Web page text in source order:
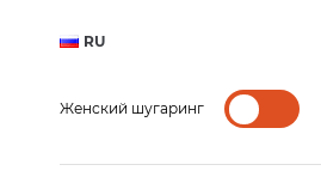
RU
Женский шугаринг